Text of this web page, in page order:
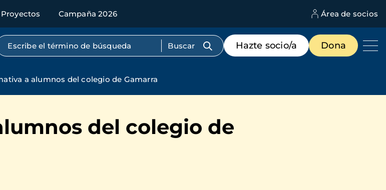
Proyectos Campaña 2026 Área de socios
Búsqueda por texto completo
Menú
de
destacados
Hazte socio/a Dona
a alumnos del colegio de Gamarra
del colegio de